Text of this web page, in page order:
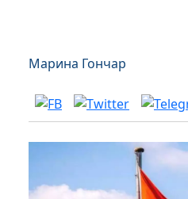
Марина Гончар